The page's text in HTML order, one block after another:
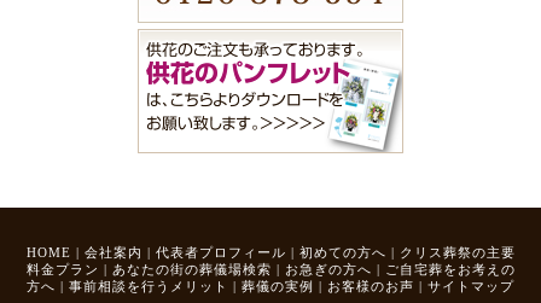
HOME | 会社案内 | 代表者プロフィール | 初めての方へ | クリス葬祭の主要
料金プラン | あなたの街の葬儀場検索 | お急ぎの方へ | ご自宅葬をお考えの
方へ | 事前相談を行うメリット | 葬儀の実例 | お客様のお声 | サイトマップ